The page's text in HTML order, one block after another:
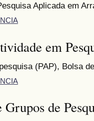
Aplicada em
em
(PAP), Bolsa
de